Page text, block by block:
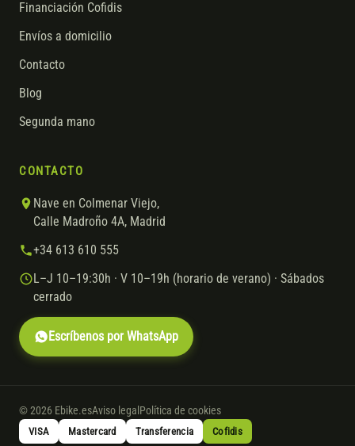
Financiación Cofidis
Envíos a domicilio
Contacto
Blog
Segunda mano
CONTACTO
Nave en Colmenar Viejo,
Calle Madroño 4A, Madrid
+34 613 610 555
L–J 10–19:30h · V 10–19h (horario de verano) · Sábados
cerrado
Escríbenos por WhatsApp
© 2026 Ebike.esAviso legal Política de cookies
VISA Mastercard Transferencia Cofidis